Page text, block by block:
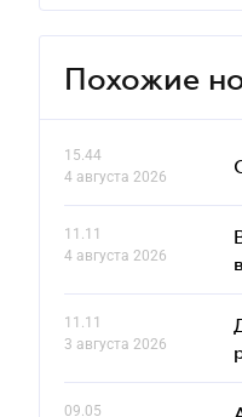
Похожие
15.44
4 августа 2026
11.11
4 августа 2026
11.11
3 августа 2026
09.05